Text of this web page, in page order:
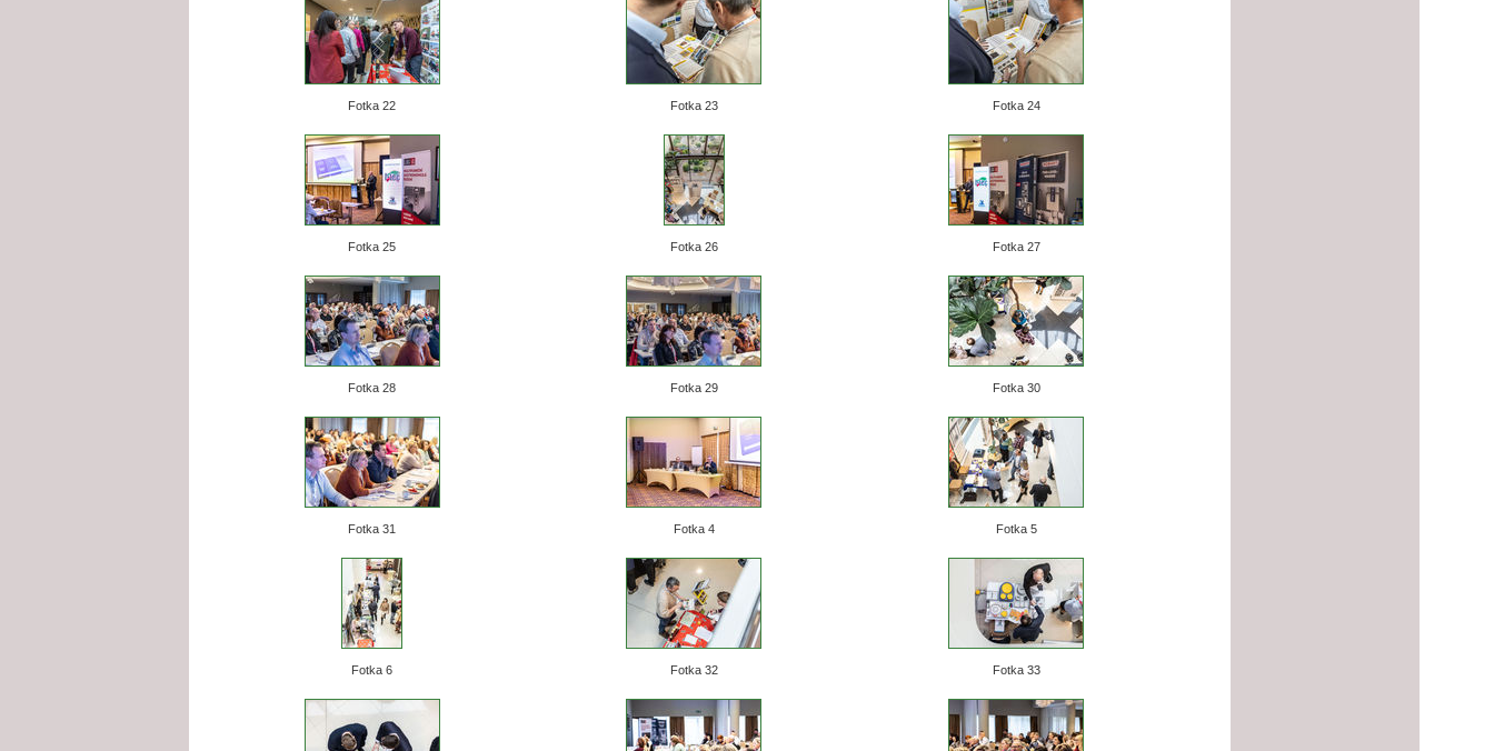
Fotka 22 Fotka 23 Fotka 24
Fotka 25 Fotka 26 Fotka 27
Fotka 28 Fotka 29 Fotka 30
Fotka 31 Fotka 4 Fotka 5
Fotka 6 Fotka 32 Fotka 33